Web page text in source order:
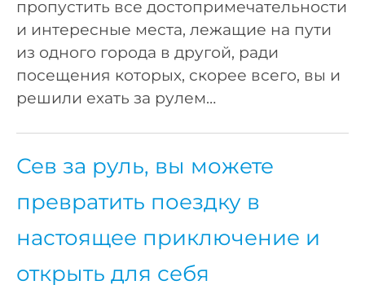
пропустить все достопримечательности
и интересные места, лежащие на пути
из одного города в другой, ради
посещения которых, скорее всего, вы и
решили ехать за рулем…
Сев за руль, вы можете
превратить поездку в
настоящее приключение и
открыть для себя